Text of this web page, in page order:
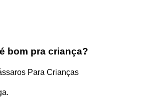
bom pra criança?
Para Crianças